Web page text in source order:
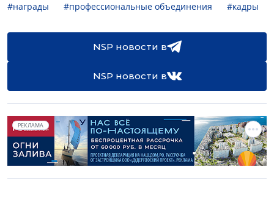
#награды
#профессиональные объединения #кадры
NSP новости в
NSP новости в
РЕКЛАМА